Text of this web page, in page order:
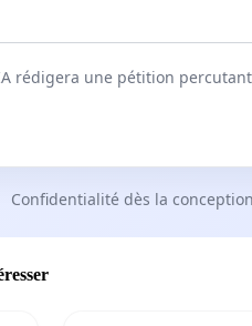
rédigera une pétition
Confidentialité dès la conception